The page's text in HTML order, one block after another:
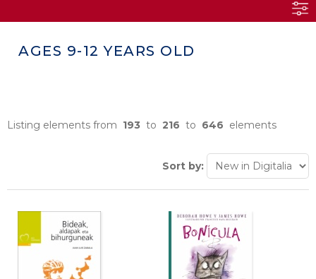
AGES 9-12 YEARS OLD
Listing elements from 193 to 216 to 646 elements
Sort by: